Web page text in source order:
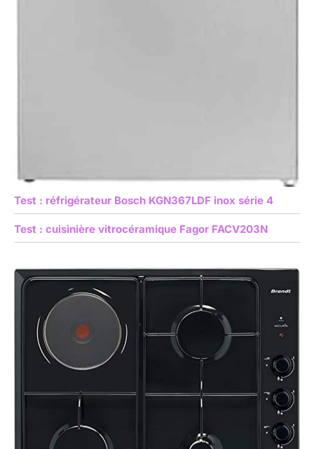
Test : réfrigérateur Bosch KGN367LDF inox série 4
Test : cuisinière vitrocéramique Fagor FACV203N